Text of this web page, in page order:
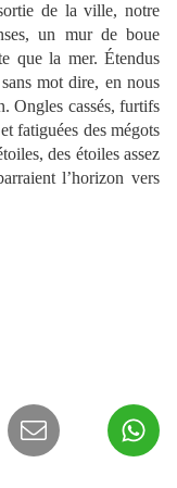
de la ville, notre
un mur de boue
que la mer. Étendus
mot dire, en nous
Ongles cassés, furtifs
fatiguées des mégots
des étoiles assez
l’horizon vers